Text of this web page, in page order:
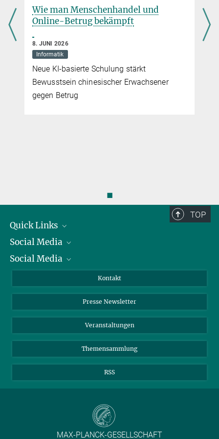
mehr Wie man Menschenhandel und
Online-Betrug bekämpft
8. JUNI 2026
Informatik
Neue KI-basierte Schulung stärkt
Bewusstsein chinesischer Erwachsener
gegen Betrug
◼
TOP
Quick Links
Präsident
Zahlen und Fakten
Meldestelle Fehlverhalten
Social Media
Bluesky
TikTok
Social Media
Instagram
YouTube
Kontakt
Presse Newsletter
Veranstaltungen
Themensammlung
RSS
MAX-PLANCK-GESELLSCHAFT